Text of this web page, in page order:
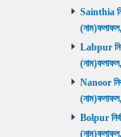
Sainthia
Labpur
Nanoor
Bolpur